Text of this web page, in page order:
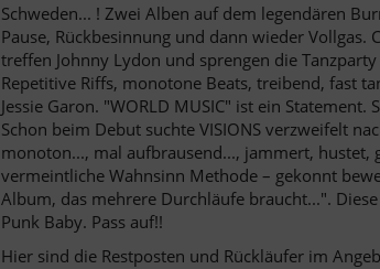
Schweden... ! Zwei Alben auf dem legendären
Pause, Rückbesinnung und dann wieder
treffen Johnny Lydon und sprengen die
Repetitive Riffs, monotone Beats, treibend, fast
Jessie Garon. "WORLD MUSIC" ist ein
Schon beim Debut suchte VISIONS verzweifelt
monoton..., mal aufbrausend..., jammert,
vermeintliche Wahnsinn Methode – gekonnt
Album, das mehrere Durchläufe braucht...".
Punk Baby. Pass auf!!
Hier sind die Restposten und Rückläufer im